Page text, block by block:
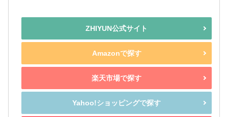
ZHIYUN公式サイト
Amazonで探す
楽天市場で探す
Yahoo!ショッピングで探す